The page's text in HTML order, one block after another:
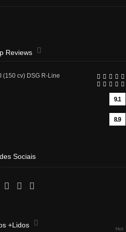
Reviews
(150 cv) DSG R-Line
9.1
8.9
Sociais
+Lidos Hot